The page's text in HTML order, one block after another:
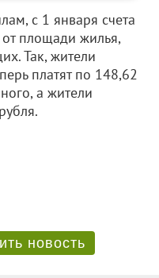
с 1 января счета
площади жилья,
Так, жители
платят по 148,62
а жители
рубля.
новость